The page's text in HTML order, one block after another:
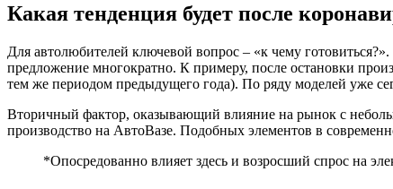
Какая тенденция будет после
Для автолюбителей ключевой вопрос – «к чему
предложение многократно. К примеру, после остановки
тем же периодом предыдущего года). По ряду моделей уже
Вторичный фактор, оказывающий влияние на рынок с
производство на АвтоВазе. Подобных элементов в
*Опосредованно влияет здесь и возросший спрос на